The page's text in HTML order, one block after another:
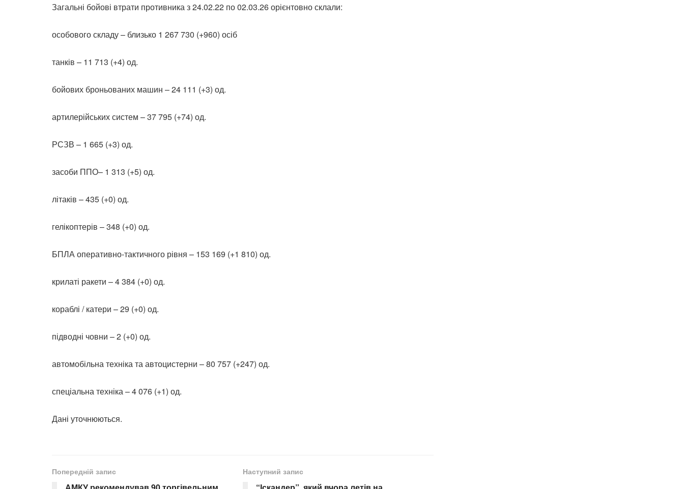
Загальні бойові втрати противника з 24.02.22 по 02.03.26 орієнтовно склали:
особового складу – близько 1 267 730 (+960) осіб
танків – 11 713 (+4) од.
бойових броньованих машин – 24 111 (+3) од.
артилерійських систем – 37 795 (+74) од.
РСЗВ – 1 665 (+3) од.
засоби ППО– 1 313 (+5) од.
літаків – 435 (+0) од.
гелікоптерів – 348 (+0) од.
БПЛА оперативно-тактичного рівня – 153 169 (+1 810) од.
крилаті ракети – 4 384 (+0) од.
кораблі / катери – 29 (+0) од.
підводні човни – 2 (+0) од.
автомобільна техніка та автоцистерни – 80 757 (+247) од.
спеціальна техніка – 4 076 (+1) од.
Дані уточнюються.
Попередній запис Наступний запис